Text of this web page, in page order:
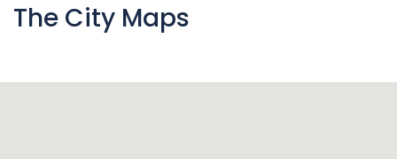
The City Maps